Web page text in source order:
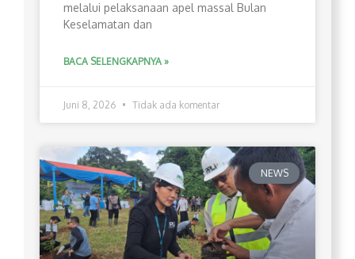
melalui pelaksanaan apel massal Bulan
Keselamatan dan
BACA SELENGKAPNYA »
Juni 8, 2026 Tidak ada komentar
NEWS